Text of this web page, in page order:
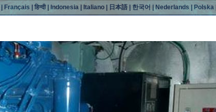
Français |हिन्दी| Indonesia Italiano 日本語 한국어 Nederlands Polska